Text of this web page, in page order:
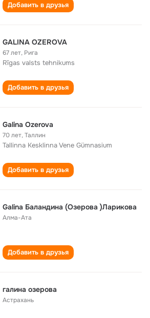
Добавить в друзья
GALINA OZEROVA
67 лет, Рига
Rīgas valsts tehnikums
Добавить в друзья
Galina Ozerova
70 лет,Таллин
Tallinna Kesklinna Vene Gümnasium
Добавить в друзья
Galina Баландина (Озерова )Ларикова
Алма-Ата
Добавить в друзья
галина озерова
Астрахань